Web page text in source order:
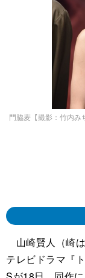
門脇麦【撮影：竹内み
山崎賢人（崎
テレビドラマ『